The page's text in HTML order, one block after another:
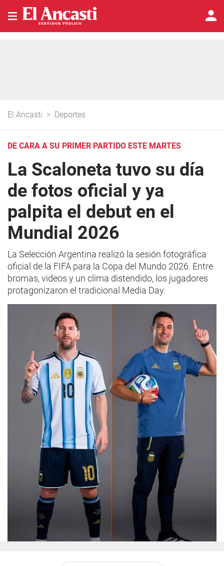
El Ancasti > Deportes
DE CARA A SU PRIMER PARTIDO ESTE MARTES
La Scaloneta tuvo su día
de fotos oficial y ya
palpita el debut en el
Mundial 2026
La Selección Argentina realizó la sesión fotográfica
oficial de la FIFA para la Copa del Mundo 2026. Entre
bromas, videos y un clima distendido, los jugadores
protagonizaron el tradicional Media Day.